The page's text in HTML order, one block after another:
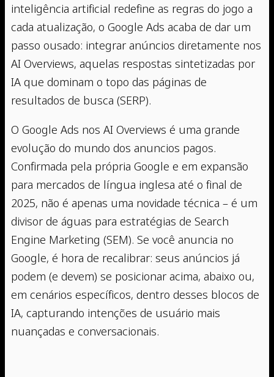
inteligência artificial redefine as regras do jogo a
cada atualização, o Google Ads acaba de dar um
passo ousado: integrar anúncios diretamente nos
AI Overviews, aquelas respostas sintetizadas por
IA que dominam o topo das páginas de
resultados de busca (SERP).
O Google Ads nos AI Overviews é uma grande
evolução do mundo dos anuncios pagos.
Confirmada pela própria Google e em expansão
para mercados de língua inglesa até o final de
2025, não é apenas uma novidade técnica – é um
divisor de águas para estratégias de Search
Engine Marketing (SEM). Se você anuncia no
Google, é hora de recalibrar: seus anúncios já
podem (e devem) se posicionar acima, abaixo ou,
em cenários específicos, dentro desses blocos de
IA, capturando intenções de usuário mais
nuançadas e conversacionais.